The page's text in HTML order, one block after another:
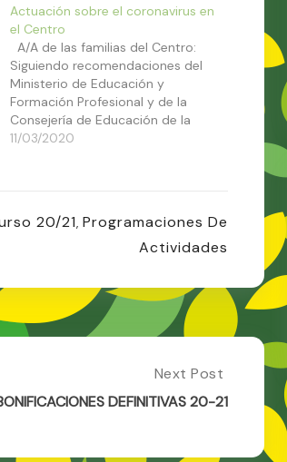
Actuación sobre el coronavirus en
el Centro
A/A de las familias del Centro:
Siguiendo recomendaciones del
Ministerio de Educación y
Formación Profesional y de la
Consejería de Educación de la
Junta de Andalucía, el Centro ha
han informado…
11/03/2020
20/21, Programaciones De
Actividades
Next
Post:
20-
Next Post
DEFINITIVAS 20-21